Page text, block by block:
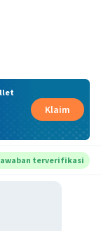
Klaim
terverifikasi